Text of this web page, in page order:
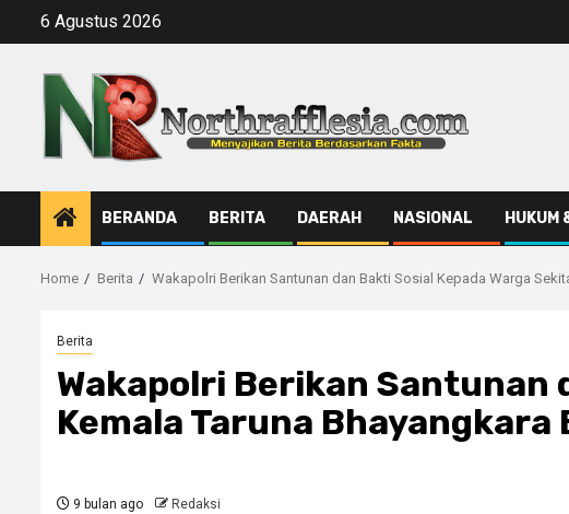
6 Agustus 2026
BERANDA BERITA DAERAH NASIONAL HUKUM
Home Berita Wakapolri Berikan Santunan dan Bakti Sosial Kepada Warga
Berita
Wakapolri Berikan Santunan
Kemala Taruna Bhayangkara
9 bulan ago Redaksi